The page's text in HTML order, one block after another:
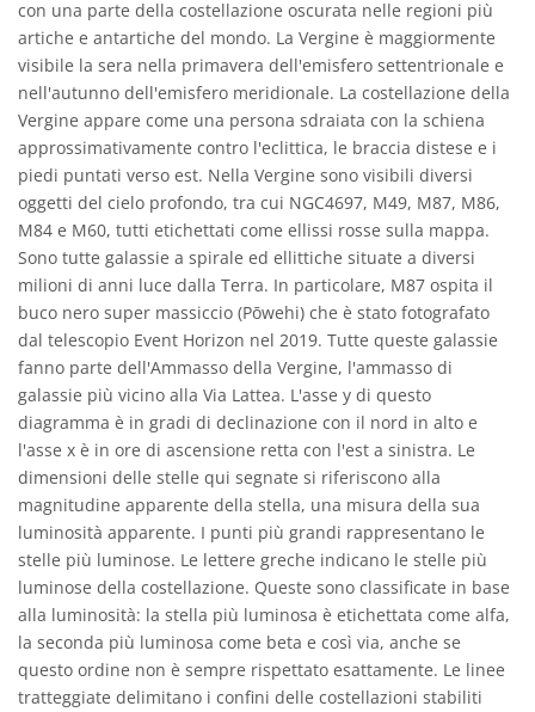
con una parte della costellazione oscurata nelle regioni più
artiche e antartiche del mondo. La Vergine è maggiormente
visibile la sera nella primavera dell'emisfero settentrionale e
nell'autunno dell'emisfero meridionale. La costellazione della
Vergine appare come una persona sdraiata con la schiena
approssimativamente contro l'eclittica, le braccia distese e i
piedi puntati verso est. Nella Vergine sono visibili diversi
oggetti del cielo profondo, tra cui NGC4697, M49, M87, M86,
M84 e M60, tutti etichettati come ellissi rosse sulla mappa.
Sono tutte galassie a spirale ed ellittiche situate a diversi
milioni di anni luce dalla Terra. In particolare, M87 ospita il
buco nero super massiccio (Pōwehi) che è stato fotografato
dal telescopio Event Horizon nel 2019. Tutte queste galassie
fanno parte dell'Ammasso della Vergine, l'ammasso di
galassie più vicino alla Via Lattea. L'asse y di questo
diagramma è in gradi di declinazione con il nord in alto e
l'asse x è in ore di ascensione retta con l'est a sinistra. Le
dimensioni delle stelle qui segnate si riferiscono alla
magnitudine apparente della stella, una misura della sua
luminosità apparente. I punti più grandi rappresentano le
stelle più luminose. Le lettere greche indicano le stelle più
luminose della costellazione. Queste sono classificate in base
alla luminosità: la stella più luminosa è etichettata come alfa,
la seconda più luminosa come beta e così via, anche se
questo ordine non è sempre rispettato esattamente. Le linee
tratteggiate delimitano i confini delle costellazioni stabiliti